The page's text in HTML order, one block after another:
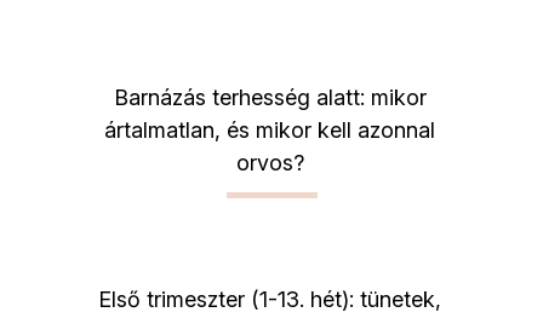
Barnázás terhesség alatt: mikor
ártalmatlan, és mikor kell azonnal
orvos?
Első trimeszter (1-13. hét): tünetek,